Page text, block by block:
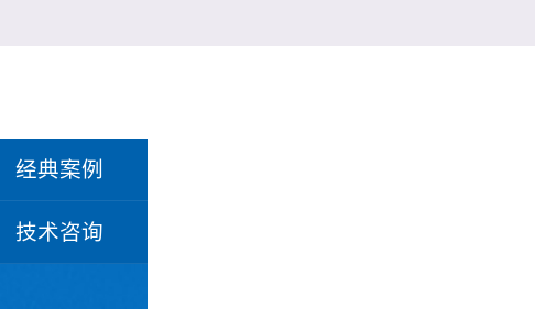
经典案例
技术咨询